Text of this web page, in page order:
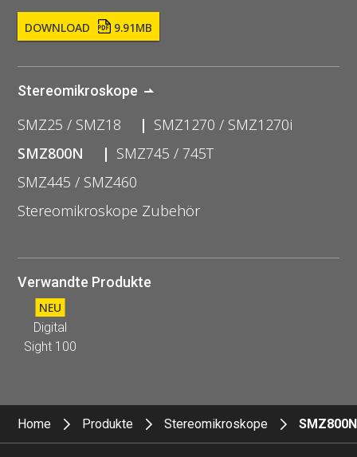
DOWNLOAD 9.91MB
Stereomikroskope
SMZ25 / SMZ18
SMZ1270 / SMZ1270i
SMZ800N
SMZ745 / 745T
SMZ445 / SMZ460
Stereomikroskope Zubehör
Verwandte Produkte
NEU
Digital
Sight 100
Home Produkte Stereomikroskope SMZ800N